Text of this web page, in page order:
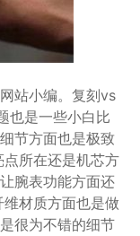
站小编。复刻vs
也是一些小白比
节方面也是极致
所在还是机芯方
腕表功能方面还
材质方面也是做
很为不错的细节